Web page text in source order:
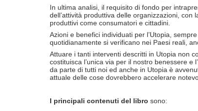
In ultima analisi, il requisito di fondo per
dell’attività produttiva delle organizzazioni,
produttivi come consumatori e cittadini.
Azioni e benefici individuati per l’Utopia,
quotidianamente si verificano nei Paesi reali,
Attuare i tanti interventi descritti in Utopia non
costituisca l’unica via per il nostro benessere
da parte di tutti noi ed anche in Utopia è
attuale delle cose dovrebbero accelerare
I principali contenuti del libro sono: